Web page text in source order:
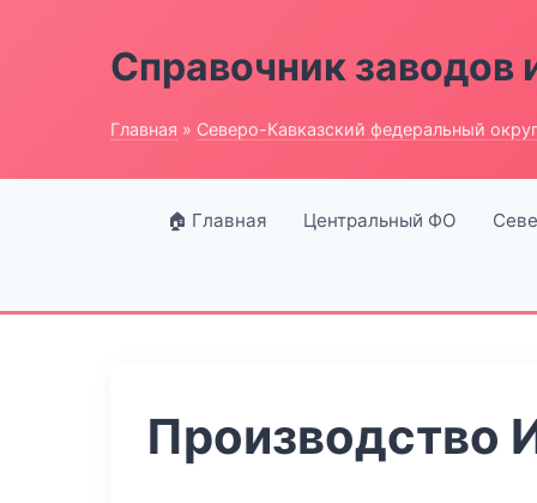
Справочник заводов
Главная » Северо-Кавказский федеральный округ
🏠 Главная Центральный ФО
Производство